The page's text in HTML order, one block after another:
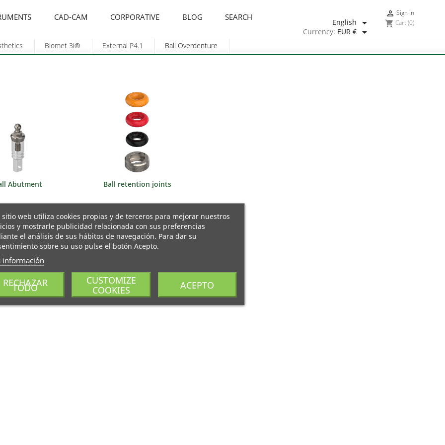
CAD-CAM CORPORATIVE BLOG SEARCH
English 
Currency: EUR € 
 Sign in
shopping_cart Cart(0)
Biomet 3i® External P4.1 Ball Overdenture
Abutment Ball retention joints
sitio web utiliza cookies propias y de terceros para mejorar nuestros
y mostrarle publicidad relacionada con sus preferencias
el análisis de sus hábitos de navegación. Para dar su
sobre su uso pulse el botón Acepto.
información
RECHAZAR
TODO
CUSTOMIZE
COOKIES
ACEPTO